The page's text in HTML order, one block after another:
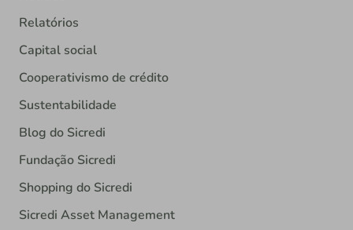
Relatórios
Capital social
Cooperativismo de crédito
Sustentabilidade
Blog do Sicredi
Fundação Sicredi
Shopping do Sicredi
Sicredi Asset Management